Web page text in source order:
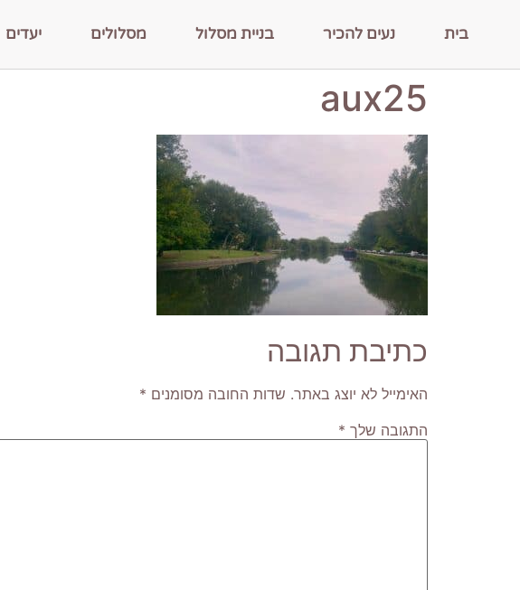
בית נעים להכיר בניית מסלול מסלולים יעדים
aux25
כתיבת תגובה
האימייל לא יוצג באתר. שדות החובה מסומנים *
התגובה שלך *